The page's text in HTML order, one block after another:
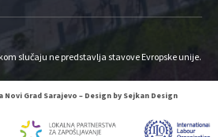
slučaju ne predstavlja stavove Evropske unije.
Novi Grad Sarajevo – Design by Sejkan Design